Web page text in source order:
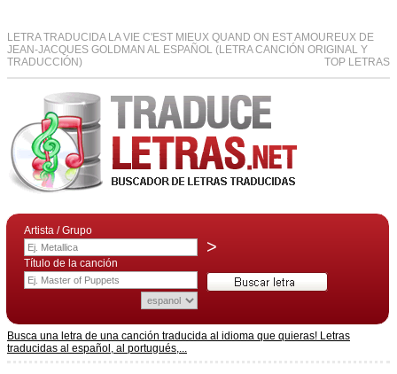
LETRA TRADUCIDA LA VIE C'EST MIEUX QUAND ON EST AMOUREUX DE
JEAN-JACQUES GOLDMAN AL ESPAÑOL (LETRA CANCIÓN ORIGINAL Y
TRADUCCIÓN)
TOP LETRAS
Artista / Grupo
>
Título de la canción
Busca una letra de una canción traducida al idioma que quieras! Letras
traducidas al español, al portugués,...